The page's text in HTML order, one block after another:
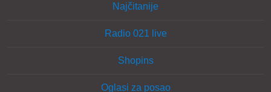
Najčitanije
Radio 021 live
Shopins
Oglasi za posao